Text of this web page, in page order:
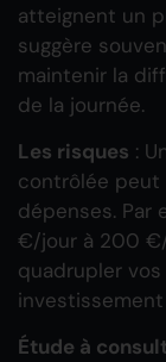
atteignent un
suggère
maintenir la
de la journée.
Les risques :
contrôlée peut
dépenses. Par
€/jour à 200
quadrupler
Étude à